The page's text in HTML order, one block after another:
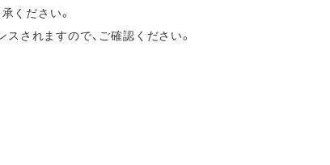
ください。
されますので、ご確認ください。